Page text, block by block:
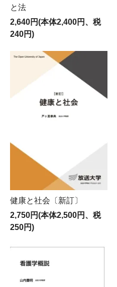
と法
2,640円(本体2,400円、税
240円)
健康と社会〔新訂〕
2,750円(本体2,500円、税
250円)